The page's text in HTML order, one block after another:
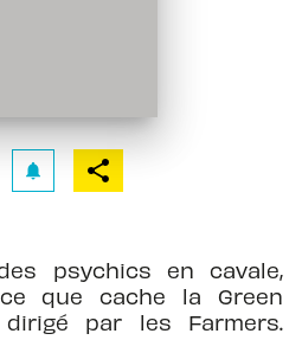
notifications
psychics en cavale,
que cache la Green
par les Farmers.